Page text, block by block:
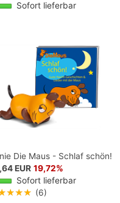
Sofort lieferbar
Die Maus - Schlaf schön!
EUR 19,72%
Sofort lieferbar
(6)